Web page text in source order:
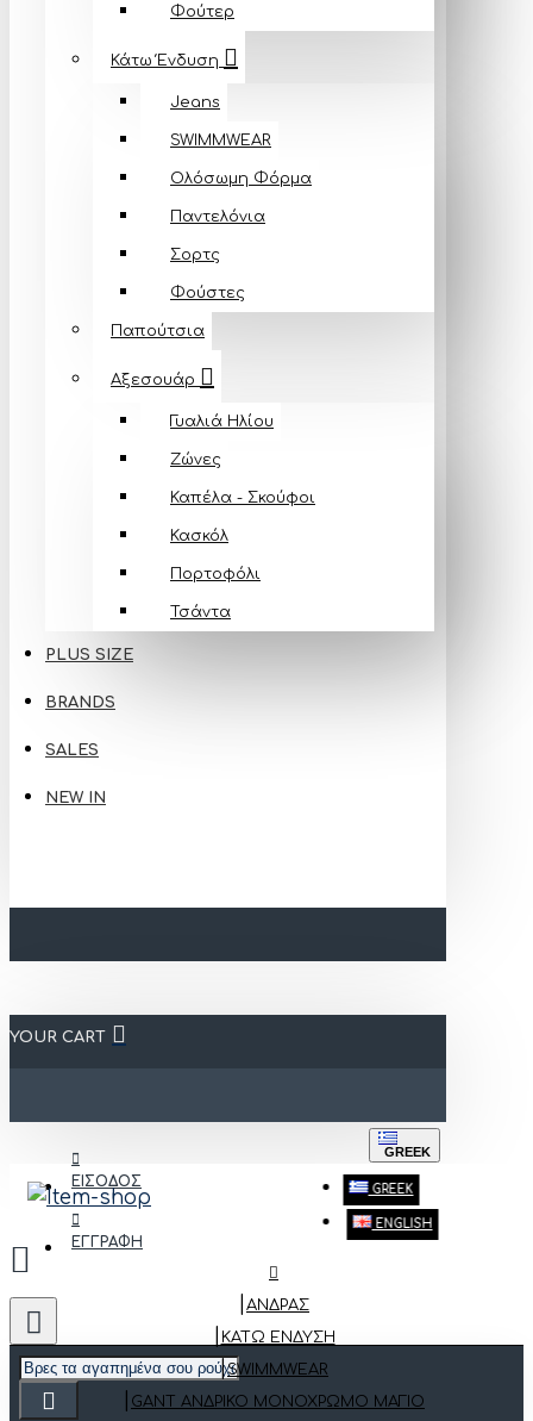
Φούτερ
Κάτω Ένδυση
Jeans
SWIMMWEAR
Ολόσωμη Φόρμα
Παντελόνια
Σορτς
Φούστες
Παπούτσια
Αξεσουάρ
Γυαλιά Ηλίου
Ζώνες
Καπέλα - Σκούφοι
Κασκόλ
Πορτοφόλι
Τσάντα
PLUS SIZE
BRANDS
SALES
NEW IN
YOUR CART
ΕΙΣΟΔΟΣ
ΕΓΓΡΑΦΗ
GREEK
GREEK
ENGLISH
ΑΝΔΡΑΣ
ΚΆΤΩ ΈΝΔΥΣΗ
SWIMMWEAR
GANT ΑΝΔΡΙΚΌ ΜΟΝΌΧΡΩΜΟ ΜΑΓΙΌ